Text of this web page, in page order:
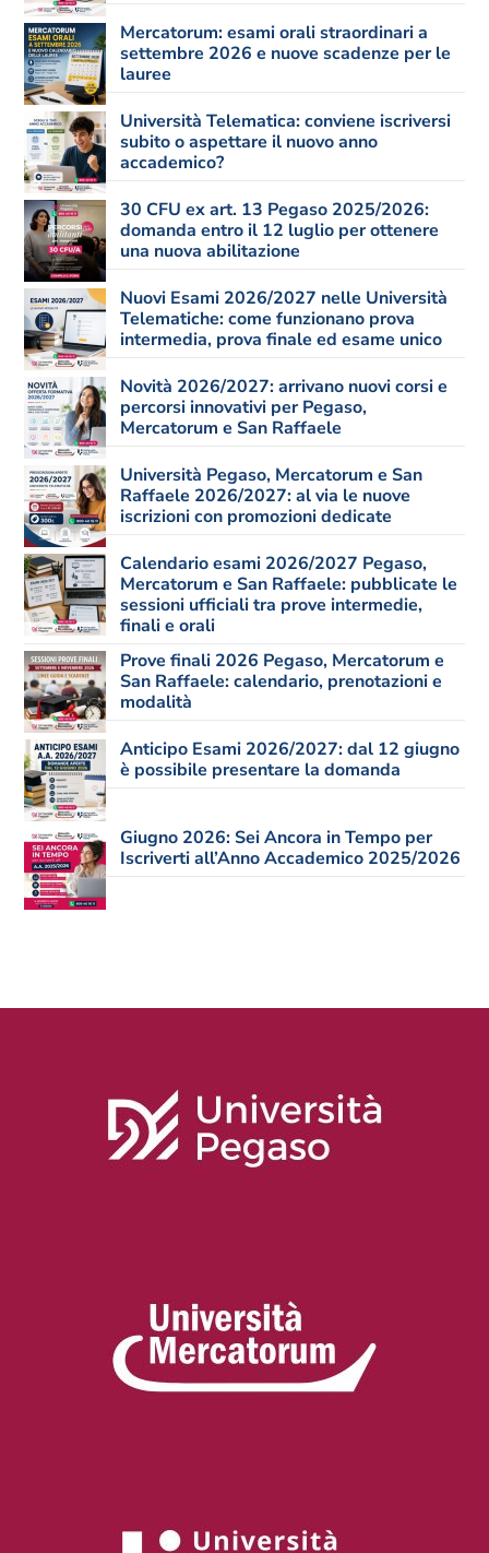
Mercatorum: esami orali straordinari a
settembre 2026 e nuove scadenze per le
lauree
Università Telematica: conviene iscriversi
subito o aspettare il nuovo anno
accademico?
30 CFU ex art. 13 Pegaso 2025/2026:
domanda entro il 12 luglio per ottenere
una nuova abilitazione
Nuovi Esami 2026/2027 nelle Università
Telematiche: come funzionano prova
intermedia, prova finale ed esame unico
Novità 2026/2027: arrivano nuovi corsi e
percorsi innovativi per Pegaso,
Mercatorum e San Raffaele
Università Pegaso, Mercatorum e San
Raffaele 2026/2027: al via le nuove
iscrizioni con promozioni dedicate
Calendario esami 2026/2027 Pegaso,
Mercatorum e San Raffaele: pubblicate le
sessioni ufficiali tra prove intermedie,
finali e orali
Prove finali 2026 Pegaso, Mercatorum e
San Raffaele: calendario, prenotazioni e
modalità
Anticipo Esami 2026/2027: dal 12 giugno
è possibile presentare la domanda
Giugno 2026: Sei Ancora in Tempo per
Iscriverti all’Anno Accademico 2025/2026